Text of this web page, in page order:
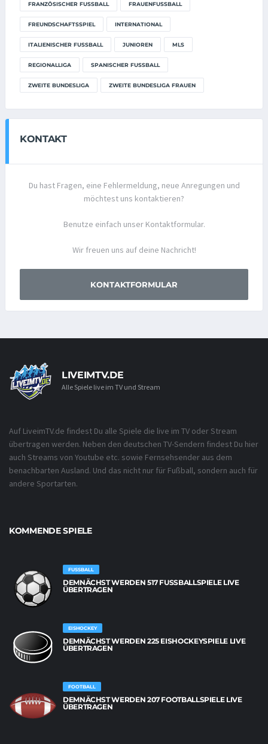
FRANZÖSISCHER FUSSBALL FRAUENFUSSBALL
FREUNDSCHAFTSSPIEL INTERNATIONAL
ITALIENISCHER FUSSBALL JUNIOREN MLS
REGIONALLIGA SPANISCHER FUSSBALL
ZWEITE BUNDESLIGA ZWEITE BUNDESLIGA FRAUEN
KONTAKT
Du hast Fragen, eine Fehlermeldung, neue Anregungen und
möchtest uns kontaktieren?
Benutze einfach unser Kontaktformular.
Wir freuen uns auf deine Nachricht!
KONTAKTFORMULAR
LIVEIMTV.DE
Alle Spiele live im TV und Stream
Auf LiveimTV.de findest Du alle Spiele die live im TV oder Stream
übertragen werden. Neben den deutschen TV-Sendern findest Du hier
auch Streams von Youtube etc. sowie Fernsehsender aus dem
benachbarten Ausland. Und das nicht nur für Fußball, sondern auch für
andere Sportarten.
KOMMENDE SPIELE
FUSSBALL
DEMNÄCHST WERDEN 517 FUSSBALLSPIELE LIVE Ü
BERTRAGEN
EISHOCKEY
DEMNÄCHST WERDEN 225 EISHOCKEYSPIELE LIVE
ÜBERTRAGEN
FOOTBALL
DEMNÄCHST WERDEN 207 FOOTBALLSPIELE LIVE
ÜBERTRAGEN